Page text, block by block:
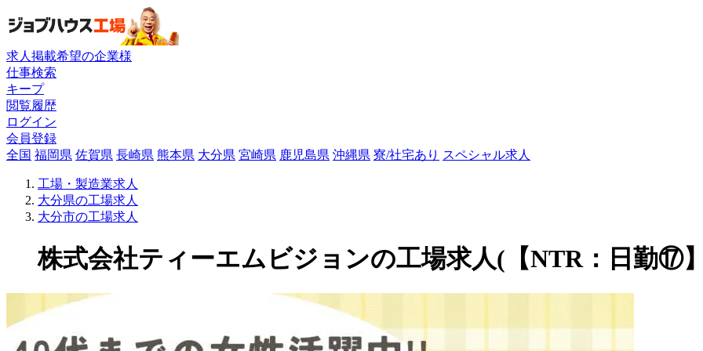
求人掲載希望の企業様
仕事検索
キープ
閲覧履歴
ログイン
会員登録
全国 福岡県 佐賀県 長崎県 熊本県 大分県 宮崎県 鹿児島県 沖縄県 寮/社宅あり スペシャル求人
工場・製造業求人
大分県の工場求人
大分市の工場求人
株式会社ティーエムビジョンの工場求人(【NTR：日勤⑰